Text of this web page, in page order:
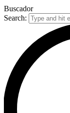
Buscador
Search: